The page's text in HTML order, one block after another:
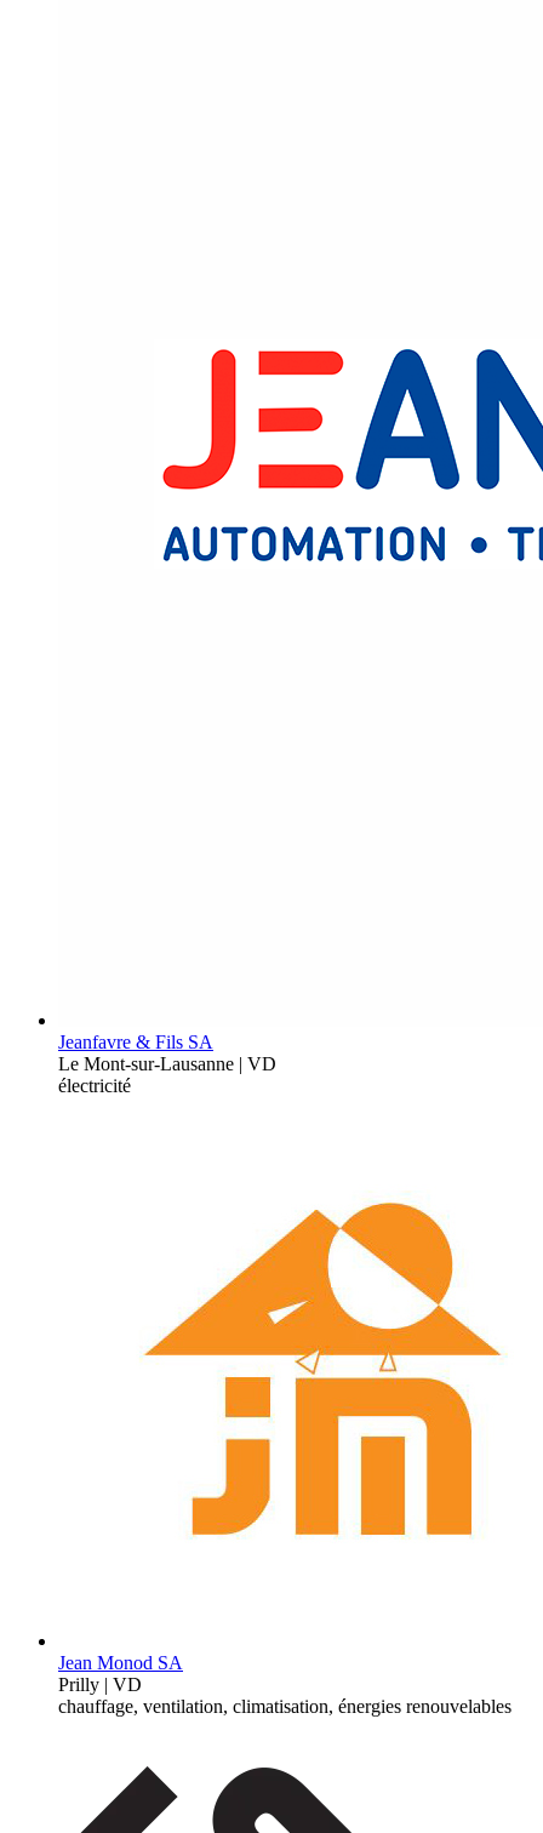
Jeanfavre & Fils SA
Le Mont-sur-Lausanne | VD
électricité
Jean Monod SA
Prilly | VD
chauffage, ventilation, climatisation, énergies renouvelables